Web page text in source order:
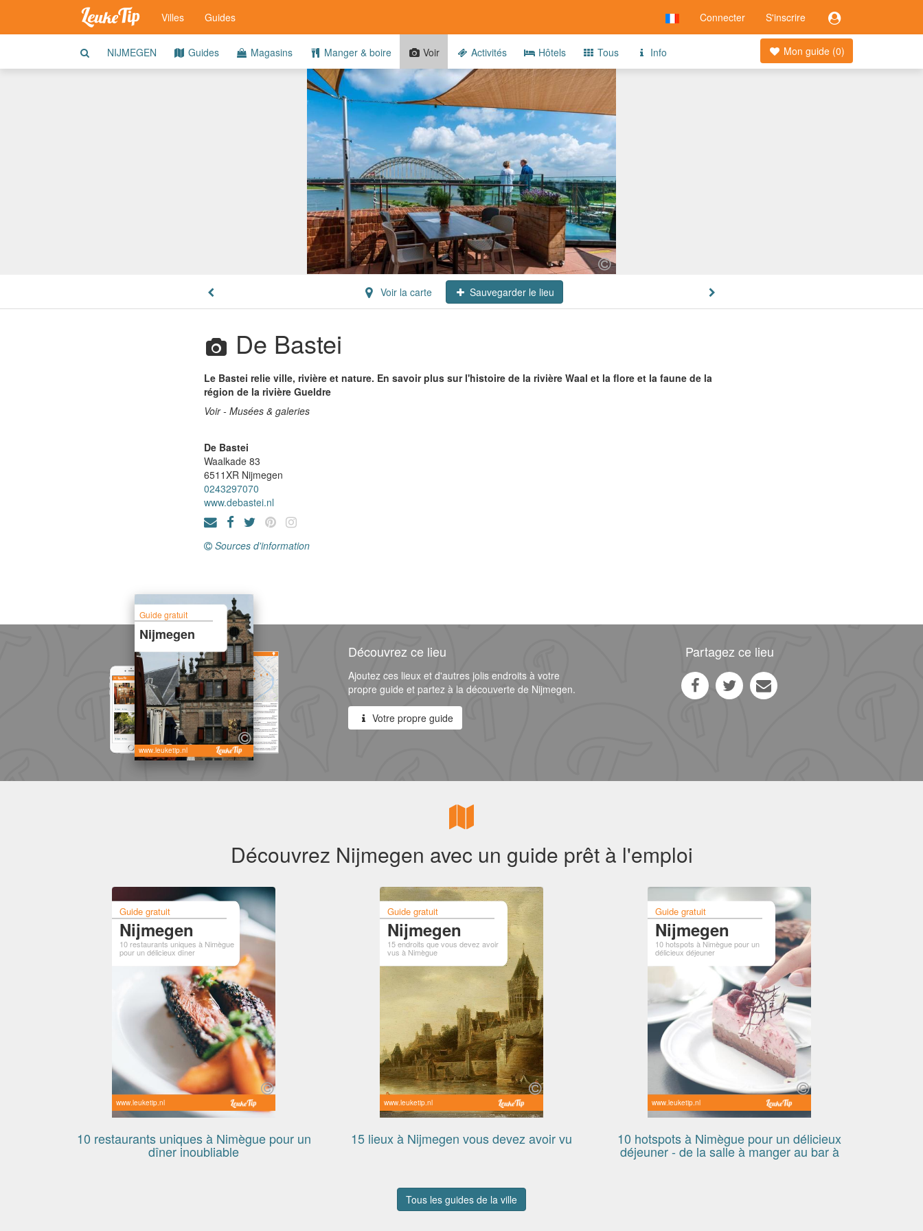
Connecter S'inscrire
Villes Guides
Mon guide (0)
NIJMEGEN Guides Magasins Manger & boire Voir Activités Hôtels Tous Info
Voir la carte Sauvegarder le lieu
De Bastei
Le Bastei relie ville, rivière et nature. En savoir plus sur l'histoire de la rivière Waal et la flore et la faune de la
région de la rivière Gueldre
Voir - Musées & galeries
De Bastei
Waalkade 83
6511XR Nijmegen
0243297070
www.debastei.nl
Sources d'information
Guide gratuit
Nijmegen
www.leuketip.nl
Découvrez ce lieu
Ajoutez ces lieux et d'autres jolis endroits à votre
propre guide et partez à la découverte de Nijmegen.
Votre propre guide
Partagez ce lieu
Découvrez Nijmegen avec un guide prêt à l'emploi
Guide gratuit
Nijmegen
10 restaurants uniques à Nimègue
pour un délicieux dîner
www.leuketip.nl
10 restaurants uniques à Nimègue pour un
dîner inoubliable
Guide gratuit
Nijmegen
15 endroits que vous devez avoir
vus à Nimègue
www.leuketip.nl
15 lieux à Nijmegen vous devez avoir vu
Guide gratuit
Nijmegen
10 hotspots à Nimègue pour un
délicieux déjeuner
www.leuketip.nl
10 hotspots à Nimègue pour un délicieux
déjeuner - de la salle à manger au bar à
Tous les guides de la ville